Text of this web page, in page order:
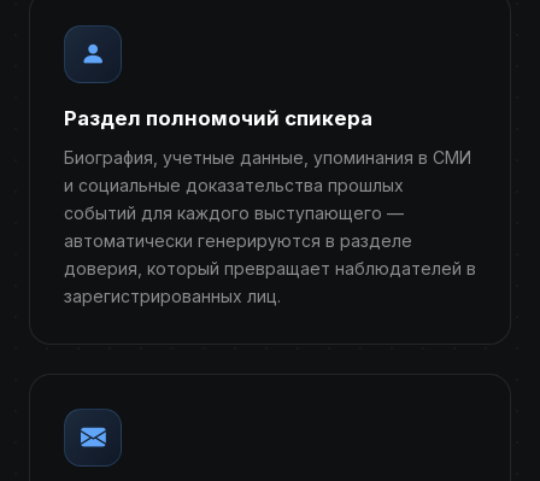
Раздел полномочий спикера
Биография, учетные данные, упоминания в СМИ
и социальные доказательства прошлых
событий для каждого выступающего —
автоматически генерируются в разделе
доверия, который превращает наблюдателей в
зарегистрированных лиц.